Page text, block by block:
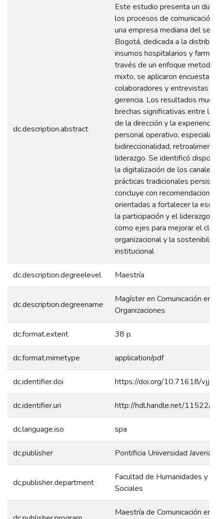
dc.description.abstract
Este estudio presenta un
los procesos de comunicación
una empresa mediana del
Bogotá, dedicada a la
insumos hospitalarios y
través de un enfoque
mixto, se aplicaron encuestas
colaboradores y entrevistas a
gerencia. Los resultados
brechas significativas entre la
de la dirección y la
personal operativo,
bidireccionalidad,
liderazgo. Se identificó
la digitalización de los
prácticas tradicionales
concluye con
orientadas a fortalecer la
la participación y el liderazgo
como ejes para mejorar el
organizacional y la
institucional
dc.description.degreelevel Maestría
dc.description.degreename
Magíster en Comunicación en
Organizaciones
dc.format.extent 38 p.
dc.format.mimetype application/pdf
dc.identifier.doi https://doi.org/10.71618/
dc.identifier.uri http://hdl.handle.net/11522/
dc.language.iso spa
dc.publisher Pontificia Universidad
dc.publisher.department
Facultad de Humanidades y
Sociales
Maestría de Comunicación en